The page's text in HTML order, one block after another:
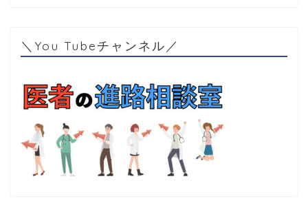
＼You Tubeチャンネル／